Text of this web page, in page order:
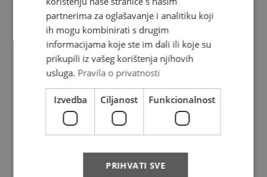
FAQ
Complaints
Privacy policy
Services
partnerima za oglašavanje i analitiku koji
ih mogu kombinirati s drugim
informacijama koje ste im dali ili koje su
prikupili iz vašeg korištenja njihovih
usluga. Pravila o privatnosti
Izvedba Ciljanost Funkcionalnost
PRIHVATI SVE